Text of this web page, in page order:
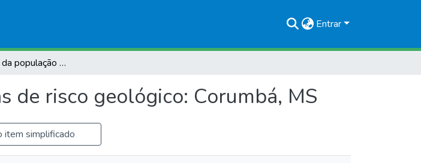
Entrar
Diagnóstico da população em áreas de risco geológico: Corumbá, MS
de risco geológico: Corumbá, MS
item simplificado